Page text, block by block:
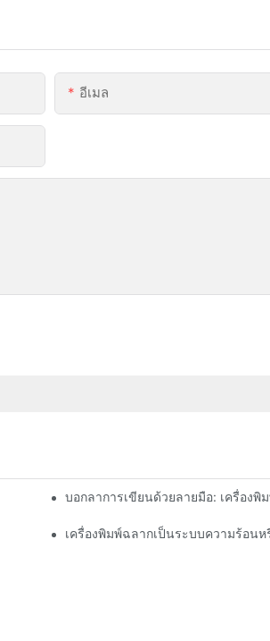
อีเมล
บอกลาการเขียนด้วยลายมือ: เครื่อง
เครื่องพิมพ์ฉลากเป็นระบบความร้อนห